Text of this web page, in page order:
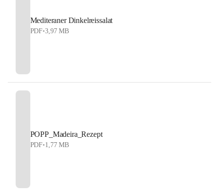
Mediteraner Dinkelreissalat
PDF•3,97 MB
POPP_Madeira_Rezept
PDF•1,77 MB